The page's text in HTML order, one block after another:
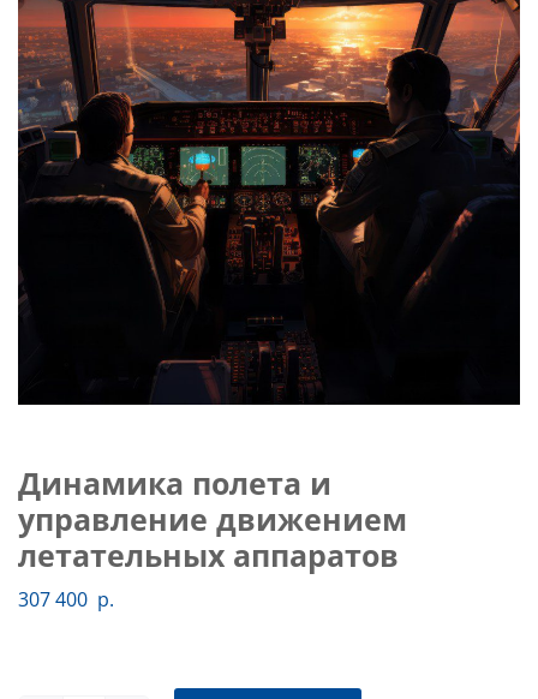
Слушателям
Партнерам
НИОКР
Динамика полета и
управление движением
летательных аппаратов
307 400 р.